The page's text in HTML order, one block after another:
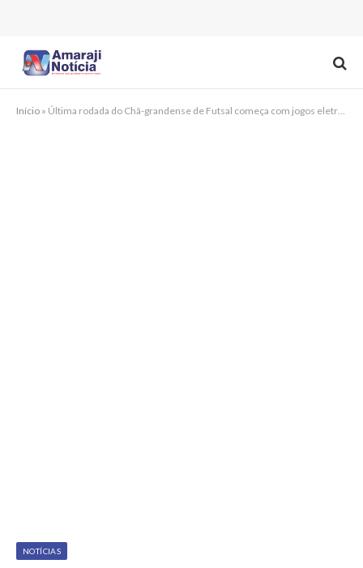
Início » Última rodada do Chã-grandense de Futsal começa com jogos eletrizantes
NOTÍCIAS